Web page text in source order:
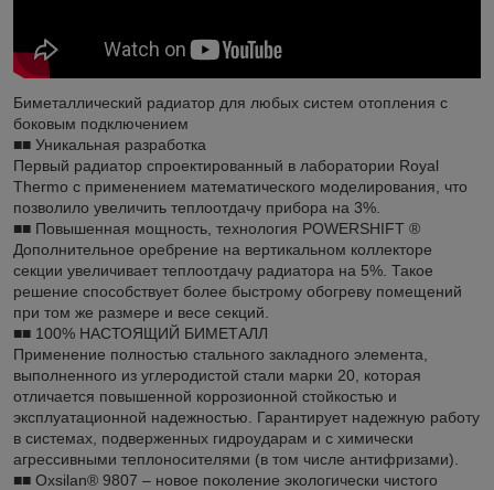
Биметаллический радиатор для любых систем отопления с
боковым подключением
■■ Уникальная разработка
Первый радиатор спроектированный в лаборатории Royal
Thermo с применением математического моделирования, что
позволило увеличить теплоотдачу прибора на 3%.
■■ Повышенная мощность, технология POWERSHIFT ®
Дополнительное оребрение на вертикальном коллекторе
секции увеличивает теплоотдачу радиатора на 5%. Такое
решение способствует более быстрому обогреву помещений
при том же размере и весе секций.
■■ 100% НАСТОЯЩИЙ БИМЕТАЛЛ
Применение полностью стального закладного элемента,
выполненного из углеродистой стали марки 20, которая
отличается повышенной коррозионной стойкостью и
эксплуатационной надежностью. Гарантирует надежную работу
в системах, подверженных гидроударам и с химически
агрессивными теплоносителями (в том числе антифризами).
■■ Oxsilan® 9807 – новое поколение экологически чистого